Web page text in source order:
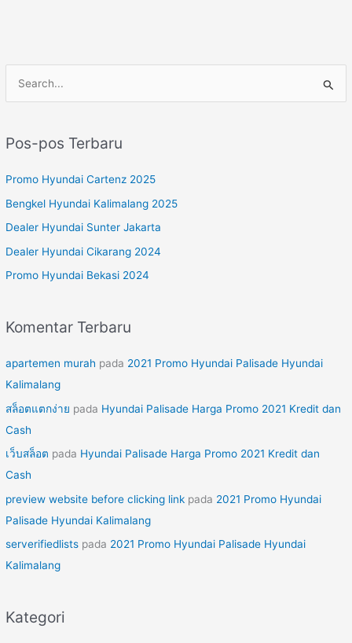
i
u
k
:
Pos-pos Terbaru
Promo Hyundai Cartenz 2025
Bengkel Hyundai Kalimalang 2025
Dealer Hyundai Sunter Jakarta
Dealer Hyundai Cikarang 2024
Promo Hyundai Bekasi 2024
Komentar Terbaru
apartemen murah pada 2021 Promo Hyundai Palisade Hyundai
Kalimalang
สล็อตแตกง่าย pada Hyundai Palisade Harga Promo 2021 Kredit dan
Cash
เว็บสล็อต pada Hyundai Palisade Harga Promo 2021 Kredit dan
Cash
preview website before clicking link pada 2021 Promo Hyundai
Palisade Hyundai Kalimalang
serverifiedlists pada 2021 Promo Hyundai Palisade Hyundai
Kalimalang
Kategori